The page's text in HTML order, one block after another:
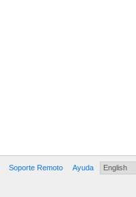
Soporte Remoto Ayuda